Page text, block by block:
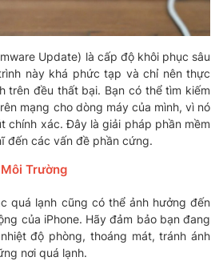
Update) là cấp độ khôi phục sâu
này khá phức tạp và chỉ nên thực
trên đều thất bại. Bạn có thể tìm kiếm
mạng cho dòng máy của mình, vì nó
chính xác. Đây là giải pháp phần mềm
đến các vấn đề phần cứng.
Trường
quá lạnh cũng có thể ảnh hưởng đến
của iPhone. Hãy đảm bảo bạn đang
độ phòng, thoáng mát, tránh ánh
nơi quá lạnh.